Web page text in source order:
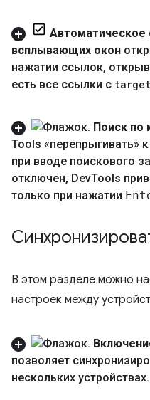
Автоматическое
всплывающих окон
нажатии ссылок,
есть все ссылки с
Поиск по
Tools «перепрыгивать»
при вводе поискового
отключен, DevTools
только при нажатии
В этом разделе можно
настроек между
позволяет
нескольких устройствах.